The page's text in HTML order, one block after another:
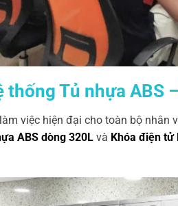
Tủ nhựa ABS
việc hiện đại cho toàn bộ nhân
ABS dòng 320Lvà Khóa điện tử